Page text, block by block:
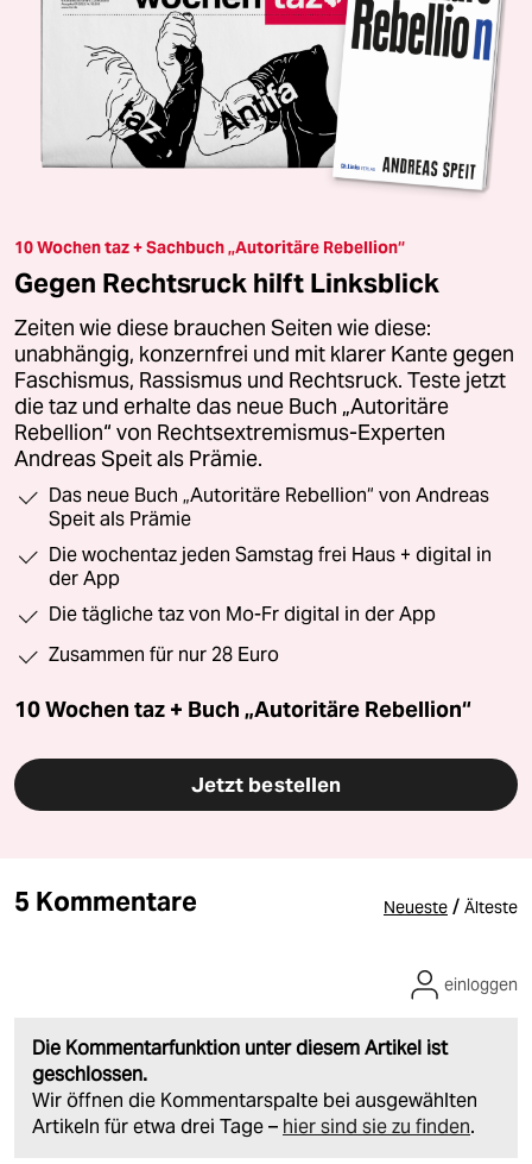
10 Wochen taz + Sachbuch „Autoritäre Rebellion“
Gegen Rechtsruck hilft Linksblick
Zeiten wie diese brauchen Seiten wie diese:
unabhängig, konzernfrei und mit klarer Kante gegen
Faschismus, Rassismus und Rechtsruck. Teste jetzt
die taz und erhalte das neue Buch „Autoritäre
Rebellion“ von Rechtsextremismus-Experten
Andreas Speit als Prämie.
Das neue Buch „Autoritäre Rebellion“ von Andreas
Speit als Prämie
Die wochentaz jeden Samstag frei Haus + digital in
der App
Die tägliche taz von Mo-Fr digital in der App
Zusammen für nur 28 Euro
10 Wochen taz + Buch „Autoritäre Rebellion“
Jetzt bestellen
5 Kommentare Neueste / Älteste
Die Kommentarfunktion unter diesem Artikel ist
geschlossen.
Wir öffnen die Kommentarspalte bei ausgewählten
Artikeln für etwa drei Tage – hier sind sie zu finden.
einloggen